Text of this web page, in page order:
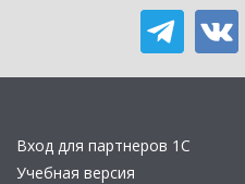
Вход для партнеров 1С
Учебная версия